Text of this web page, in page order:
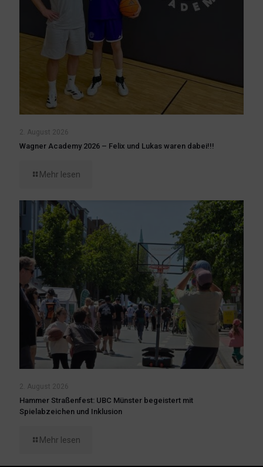
2. August 2026
Wagner Academy 2026 – Felix und Lukas waren dabei!!!
Mehr lesen
2. August 2026
Hammer Straßenfest: UBC Münster begeistert mit
Spielabzeichen und Inklusion
Mehr lesen